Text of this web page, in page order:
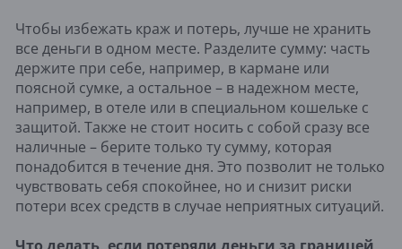
Чтобы избежать краж и потерь, лучше не хранить
все деньги в одном месте. Разделите сумму: часть
держите при себе, например, в кармане или
поясной сумке, а остальное – в надежном месте,
например, в отеле или в специальном кошельке с
защитой. Также не стоит носить с собой сразу все
наличные – берите только ту сумму, которая
понадобится в течение дня. Это позволит не только
чувствовать себя спокойнее, но и снизит риски
потери всех средств в случае неприятных ситуаций.